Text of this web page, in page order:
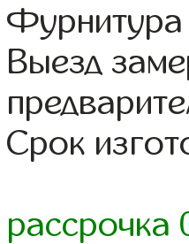
Выезд
Срок
рассрочка